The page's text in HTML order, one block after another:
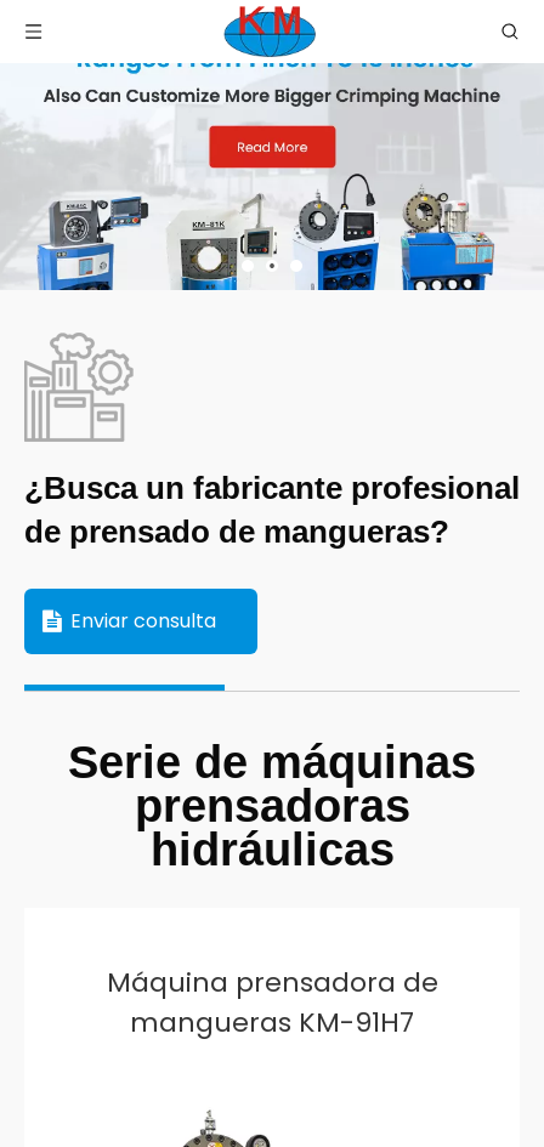
¿Busca un fabricante profesional
de prensado de mangueras?
Enviar consulta
Serie de máquinas
prensadoras
hidráulicas
Máquina prensadora de
mangueras KM-91H7